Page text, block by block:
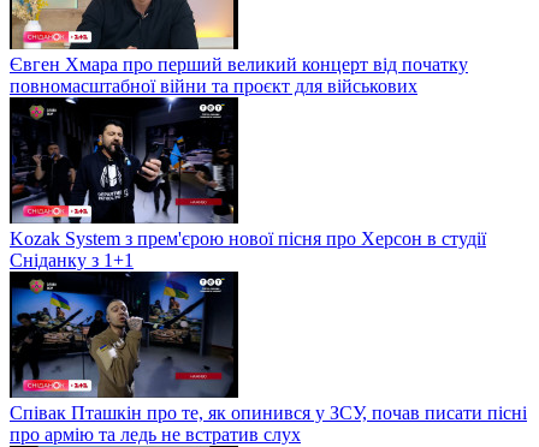
Євген Хмара про перший великий концерт від початку
повномасштабної війни та проєкт для військових
Kozak System з прем'єрою нової пісня про Херсон в студії
Сніданку з 1+1
Співак Пташкін про те, як опинився у ЗСУ, почав писати пісні
про армію та ледь не встратив слух